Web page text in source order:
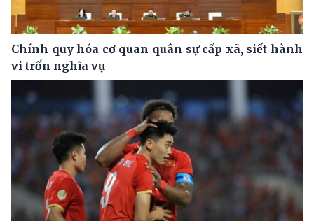
Chính quy hóa cơ quan quân sự cấp xã, siết hành
vi trốn nghĩa vụ